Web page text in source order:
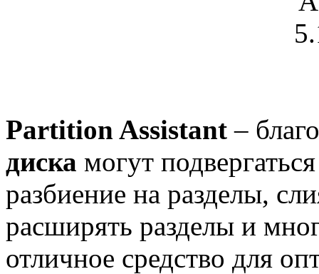
Partition Assistant –
диска могут
разбиение на разделы,
расширять разделы и
отличное средство для